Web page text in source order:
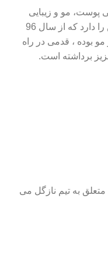
پوست، مو و زیبایی
نازگل افتخار این را دارد که از سال 96
بوده ، قدمی در راه
برداشته است.
به تیم نازگل می